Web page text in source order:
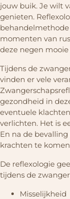
jouw buik. Je wilt
genieten.
momenten van
deze negen
Tijdens de
vinden er vele
gezondheid in
eventuele
verlichten. Het is
En na de
krachten te
De reflexologie
tijdens de
Misselijkheid